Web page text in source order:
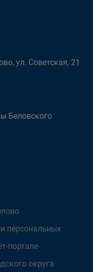
ул. Советская, 21
Беловского
персональных
портале
округа